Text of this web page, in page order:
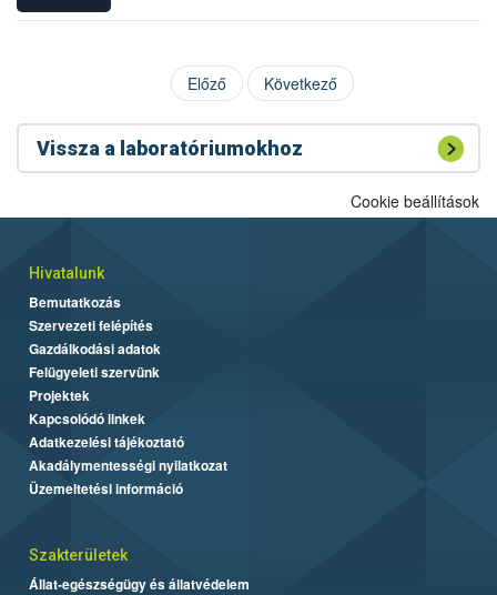
Előző Következő
Vissza a laboratóriumokhoz
Cookie beállítások
Hivatalunk
Bemutatkozás
Szervezeti felépítés
Gazdálkodási adatok
Felügyeleti szervünk
Projektek
Kapcsolódó linkek
Adatkezelési tájékoztató
Akadálymentességi nyilatkozat
Üzemeltetési információ
Szakterületek
Állat-egészségügy és állatvédelem